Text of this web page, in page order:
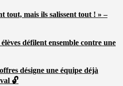
tout, mais ils salissent tout ! » –
défilent ensemble contre une
désigne une équipe déjà
🔓